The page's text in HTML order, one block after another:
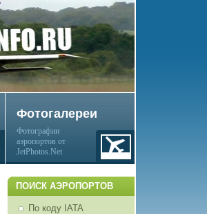
Фотогалереи
Фотографии
аэропортов от
JetPhotos.Net
ПОИСК АЭРОПОРТОВ
По коду IATA